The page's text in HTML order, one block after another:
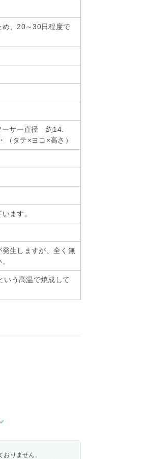
め、20～30日程度で
サー直径 約14.
タテ×ヨコ×高さ）
ます。
生しますが、全く無
う高温で焼成して
りません。